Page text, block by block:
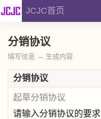
JCJC首页
分销协议
填写信息 → 生成内容
分销协议
起草分销协议
请输入分销协议的要求